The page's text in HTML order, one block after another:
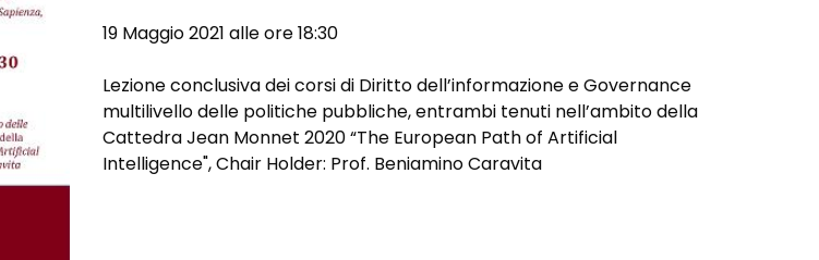
19 Maggio 2021 alle ore 18:30
Lezione conclusiva dei corsi di Diritto dell’informazione e Governance
multilivello delle politiche pubbliche, entrambi tenuti nell’ambito della
Cattedra Jean Monnet 2020 “The European Path of Artificial
Intelligence", Chair Holder: Prof. Beniamino Caravita